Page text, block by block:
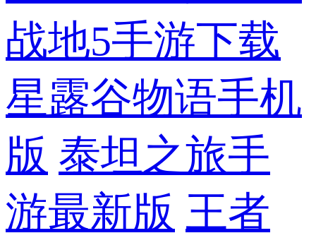
战地5手游下载
星露谷物语手机
版 泰坦之旅手
游最新版 王者